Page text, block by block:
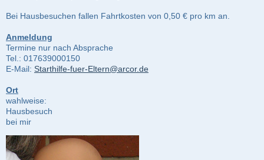
Bei Hausbesuchen fallen Fahrtkosten von 0,50 € pro km an.
Anmeldung
Termine nur nach Absprache
Tel.: 017639000150
E-Mail: Starthilfe-fuer-Eltern@arcor.de
Ort
wahlweise:
Hausbesuch
bei mir